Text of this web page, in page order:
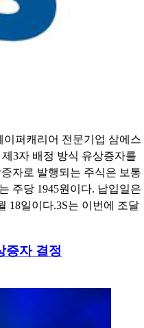
퍼캐리어 전문기업 삼에스
제3자 배정 방식 유상증자를
자로 발행되는 주식은 보통
주당 1945원이다. 납입일은
18일이다.3S는 이번에 조달
증자 결정